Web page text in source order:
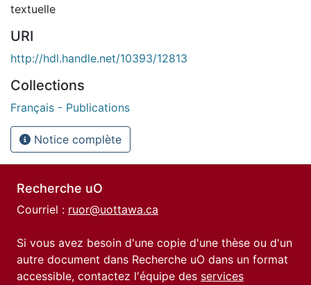
textuelle
URI
http://hdl.handle.net/10393/12813
Collections
Français - Publications
Notice complète
Recherche uO
Courriel : ruor@uottawa.ca
Si vous avez besoin d'une copie d'une thèse ou d'un
autre document dans Recherche uO dans un format
accessible, contactez l'équipe des services